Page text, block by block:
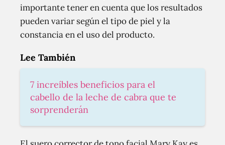
importante tener en cuenta que los resultados
pueden variar según el tipo de piel y la
constancia en el uso del producto.
Lee También
7 increíbles beneficios para el
cabello de la leche de cabra que te
sorprenderán